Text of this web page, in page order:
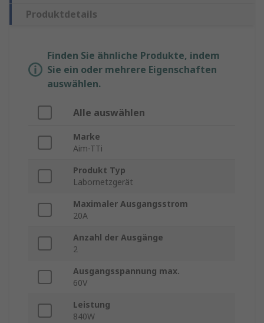
Produktdetails
Finden Sie ähnliche Produkte, indem
Sie ein oder mehrere Eigenschaften
auswählen.
Alle auswählen
Marke
Aim-TTi
Produkt Typ
Labornetzgerät
Maximaler Ausgangsstrom
20A
Anzahl der Ausgänge
2
Ausgangsspannung max.
60V
Leistung
840W